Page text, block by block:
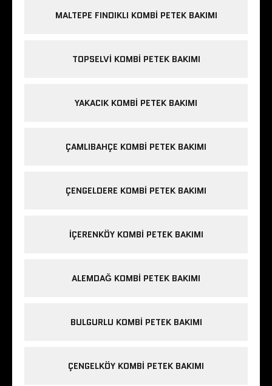
MALTEPE FINDIKLI KOMBI PETEK BAKIMI
TOPSELVI KOMBI PETEK BAKIMI
YAKACIK KOMBI PETEK BAKIMI
ÇAMLIBAHÇE KOMBI PETEK BAKIMI
ÇENGELDERE KOMBI PETEK BAKIMI
IÇERENKÖY KOMBI PETEK BAKIMI
ALEMDAĞ KOMBI PETEK BAKIMI
BULGURLU KOMBI PETEK BAKIMI
ÇENGELKÖY KOMBI PETEK BAKIMI